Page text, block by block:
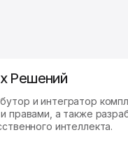
Решений
и интегратор
правами, а также
интеллекта.